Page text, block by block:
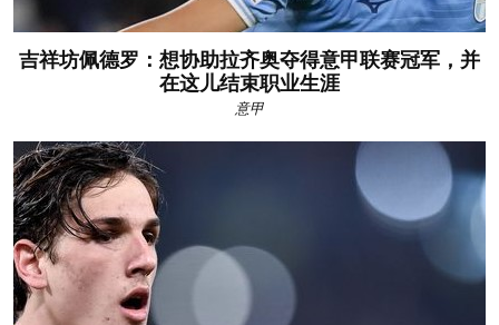
吉祥坊佩德罗：想协助拉齐奥夺得意甲联赛冠军，并
在这儿结束职业生涯
意甲